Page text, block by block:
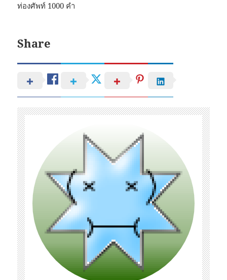
ท่องศัพท์ 1000 คํา
Share